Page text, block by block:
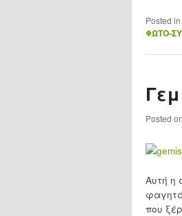
Posted in
ΦΩΤΟ-
Posted on
Αυτή η
που